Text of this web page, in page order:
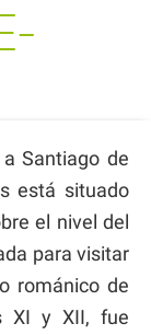
Santiago de
está situado
el nivel del
para visitar
románico de
XI y XII, fue